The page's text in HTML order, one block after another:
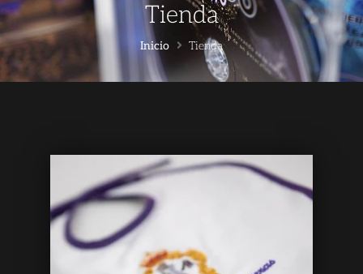
Tienda
Inicio Tienda